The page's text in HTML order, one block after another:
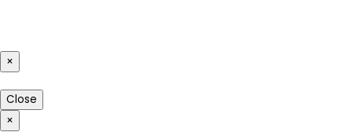
×
Close
×